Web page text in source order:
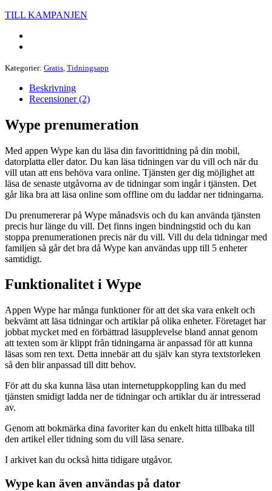
TILL KAMPANJEN
Kategorier: Gratis Tidningsapp
Beskrivning
Recensioner (2)
Wype prenumeration
Med appen Wype kan du läsa din favorittidning på din mobil,
datorplatta eller dator. Du kan läsa tidningen var du vill och när du
vill utan att ens behöva vara online. Tjänsten ger dig möjlighet att
läsa de senaste utgåvorna av de tidningar som ingår i tjänsten. Det
går lika bra att läsa online som offline om du laddar ner tidningarna.
Du prenumererar på Wype månadsvis och du kan använda tjänsten
precis hur länge du vill. Det finns ingen bindningstid och du kan
stoppa prenumerationen precis när du vill. Vill du dela tidningar med
familjen så går det bra då Wype kan användas upp till 5 enheter
samtidigt.
Funktionalitet i Wype
Appen Wype har många funktioner för att det ska vara enkelt och
bekvämt att läsa tidningar och artiklar på olika enheter. Företaget har
jobbat mycket med en förbättrad läsupplevelse bland annat genom
att texten som är klippt från tidningarna är anpassad för att kunna
läsas som ren text. Detta innebär att du själv kan styra textstorleken
så den blir anpassad till ditt behov.
För att du ska kunna läsa utan internetuppkoppling kan du med
tjänsten smidigt ladda ner de tidningar och artiklar du är intresserad
av.
Genom att bokmärka dina favoriter kan du enkelt hitta tillbaka till
den artikel eller tidning som du vill läsa senare.
I arkivet kan du också hitta tidigare utgåvor.
Wype kan även användas på dator